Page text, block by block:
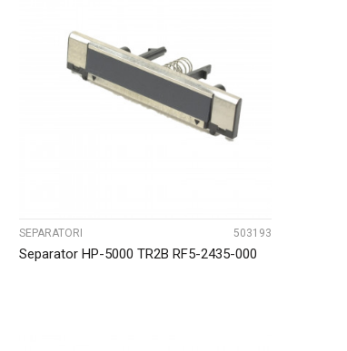
UPOREDI
SEPARATORI 503193
Separator HP-5000 TR2B RF5-2435-000